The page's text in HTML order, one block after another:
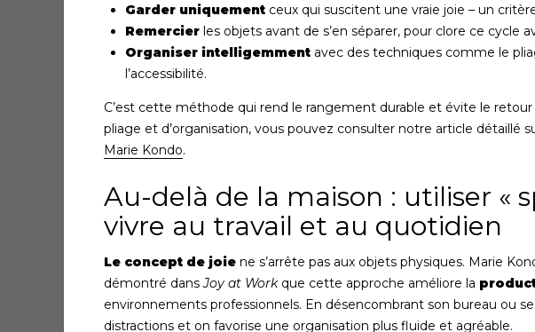
Garder uniquement ceux qui suscitent une vraie joie – un
Remercier les objets avant de s’en séparer, pour clore ce cycle
Organiser intelligemment avec des techniques comme le
l’accessibilité.
C’est cette méthode qui rend le rangement durable et évite le
pliage et d’organisation, vous pouvez consulter notre article détaillé
Marie Kondo.
Au-delà de la maison : utiliser «
vivre au travail et au quotidien
Le concept de joie ne s’arrête pas aux objets physiques. Marie
démontré dansJoy at Workque cette approche améliore la
environnements professionnels. En désencombrant son bureau ou
distractions et on favorise une organisation plus fluide et agréable.